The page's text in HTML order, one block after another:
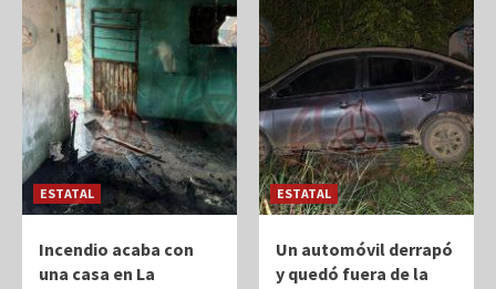
ESTATAL
Incendio acaba con
una casa en La
ESTATAL
Un automóvil derrapó
y quedó fuera de la